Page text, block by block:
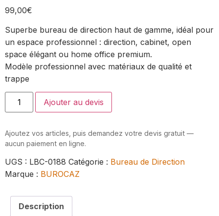
99,00€
Superbe bureau de direction haut de gamme, idéal pour
un espace professionnel : direction, cabinet, open
space élégant ou home office premium.
Modèle professionnel avec matériaux de qualité et
trappe
Ajouter au devis
Ajoutez vos articles, puis demandez votre devis gratuit —
aucun paiement en ligne.
UGS : LBC-0188 Catégorie : Bureau de Direction
Marque : BUROCAZ
Description